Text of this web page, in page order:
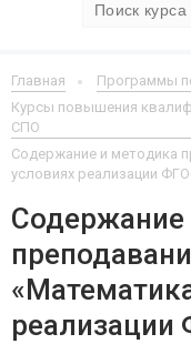
Главная
Программы
Курсы повышения
СПО
Содержание и методика
условиях реализации
Содержание
реализации